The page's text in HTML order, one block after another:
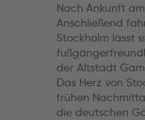
Nach Ankunft
Anschließend
Stockholm lässt
der Altstadt
Das Herz von
frühen
die deutschen